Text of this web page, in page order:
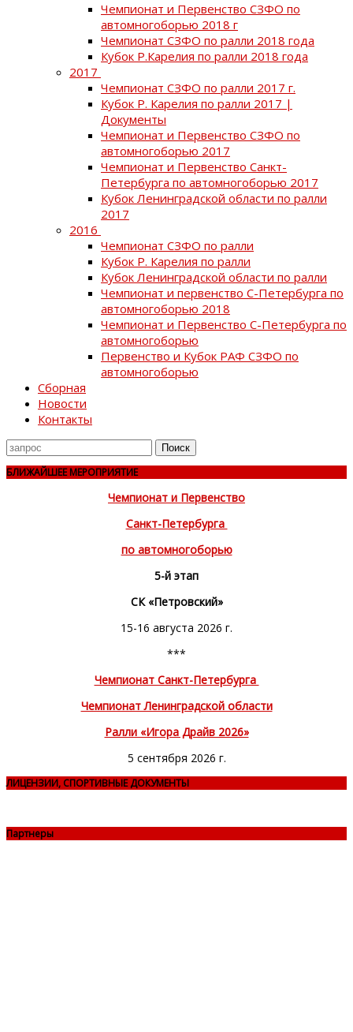
Чемпионат и Первенство СЗФО по
автомногоборью 2018 г
Чемпионат СЗФО по ралли 2018 года
Кубок Р.Карелия по ралли 2018 года
2017
Чемпионат СЗФО по ралли 2017 г.
Кубок Р. Карелия по ралли 2017 |
Документы
Чемпионат и Первенство СЗФО по
автомногоборью 2017
Чемпионат и Первенство Санкт-
Петербурга по автомногоборью 2017
Кубок Ленинградской области по ралли
2017
2016
Чемпионат СЗФО по ралли
Кубок Р. Карелия по ралли
Кубок Ленинградской области по ралли
Чемпионат и первенство С-Петербурга по
автомногоборью 2018
Чемпионат и Первенство С-Петербурга по
автомногоборью
Первенство и Кубок РАФ СЗФО по
автомногоборью
Сборная
Новости
Контакты
Поиск
для
БЛИЖАЙШЕЕ МЕРОПРИЯТИЕ
Чемпионат и Первенство
Санкт-Петербурга
по автомногоборью
5-й этап
СК «Петровский»
15-16 августа 2026 г.
***
Чемпионат Санкт-Петербурга
Чемпионат Ленинградской области
Ралли «Игора Драйв 2026»
5 сентября 2026 г.
ЛИЦЕНЗИИ, СПОРТИВНЫЕ ДОКУМЕНТЫ
Партнеры